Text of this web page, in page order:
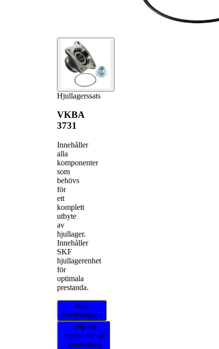
Hjullagerssats
VKBA
3731
Innehåller
alla
komponenter
som
behövs
för
ett
komplett
utbyte
av
hjullager.
Innehåller
SKF
hjullagerenhet
för
optimala
prestanda.
Hitta
återförsäljare
Välj ditt
fordon för att
kontrollera